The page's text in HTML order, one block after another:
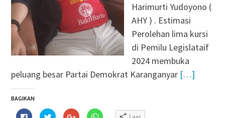
Harimurti Yudoyono (
AHY ) . Estimasi
Perolehan lima kursi
di Pemilu Legislataif
2024 membuka
peluang besar Partai Demokrat Karanganyar […]
BAGIKAN
Klik Klik Klik Klik